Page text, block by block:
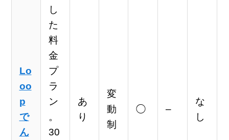
Lo
oo
p
で
ん
し
た
料
金
プ
ラ
ン
。
30
あ
り
変
動
制
◯ –
な
し